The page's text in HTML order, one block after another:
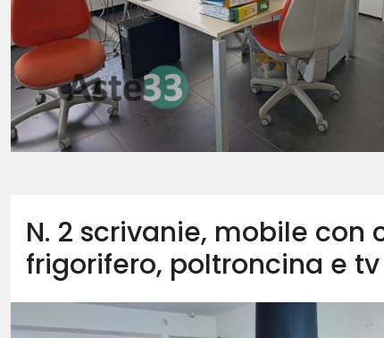
N. 2 scrivanie, mobile con
frigorifero, poltroncina e